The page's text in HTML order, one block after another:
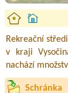
Rekreační
v kraji
nachází
Schránka